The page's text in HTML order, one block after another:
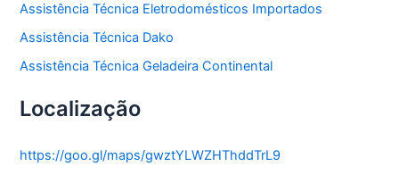
Assistência Técnica Eletrodomésticos Importados
Assistência Técnica Dako
Assistência Técnica Geladeira Continental
Localização
https://goo.gl/maps/gwztYLWZHThddTrL9